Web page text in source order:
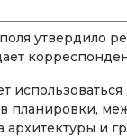
утвердило
планировки,
архитектуры и